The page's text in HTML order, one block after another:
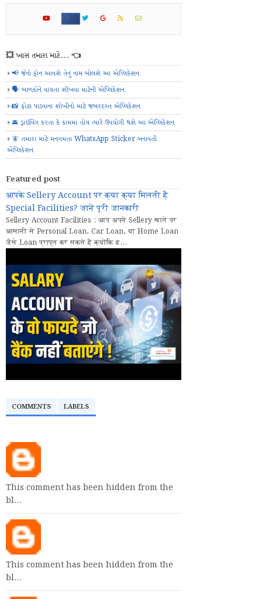
💥 ખાસ તમારા માટે... 👈
📢 જેનો ફોન આવશે તેનું નામ બોલશે આ એપ્લિકેશન
🗣️ બાળકોને વાંચતા શીખવા માટેની એપ્લિકેશન
📸 ફોટા પાડવાના શોખીનો માટે જબરદસ્ત એપ્લિકેશન
🚘 ડ્રાઈવિંગ કરતા કે કામમાં હોય ત્યારે ઉપયોગી થશે આ એપ્લિકેશન
🧚 તમારા માટે મનગમતા WhatsApp Sticker બનાવતી
એપ્લિકેશન
Featured post
आपके Sellery Account पर क्या क्या मिलती हैं
Special Facilities? जानें पूरी जानकारी
Sellery Account Facilities : आप अपने Sellery खाते पर
आसानी से Personal Loan, Car Loan, या Home Loan
जैसे Loan प्राप्त कर सकते हैं क्योंकि इ...
COMMENTS LABELS
This comment has been hidden from the
bl…
This comment has been hidden from the
bl…